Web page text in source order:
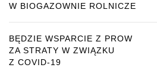
W BIOGAZOWNIE ROLNICZE
BĘDZIE WSPARCIE Z PROW
ZA STRATY W ZWIĄZKU
Z COVID-19